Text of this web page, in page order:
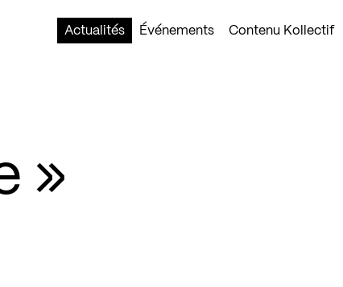
Actualités
Événements Contenu Kollectif
»